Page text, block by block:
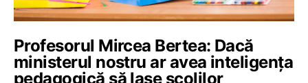
Profesorul Mircea Bertea: Dacă
ministerul nostru ar avea inteligența
pedagogică să lase școlilor